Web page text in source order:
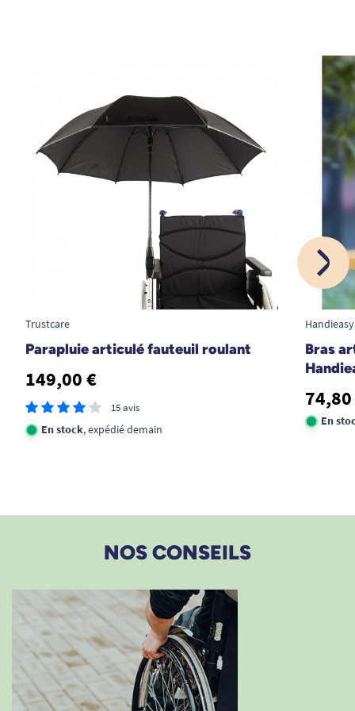
Trustcare
Parapluie articulé fauteuil roulant
149,00 €
15 avis
En stock, expédié demain
Handieasy
Bras
En
NOS CONSEILS